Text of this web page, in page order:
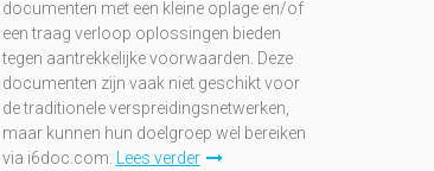
documenten met een kleine oplage en/of
een traag verloop oplossingen bieden
tegen aantrekkelijke voorwaarden. Deze
documenten zijn vaak niet geschikt voor
de traditionele verspreidingsnetwerken,
maar kunnen hun doelgroep wel bereiken
via i6doc.com.
Lees verder